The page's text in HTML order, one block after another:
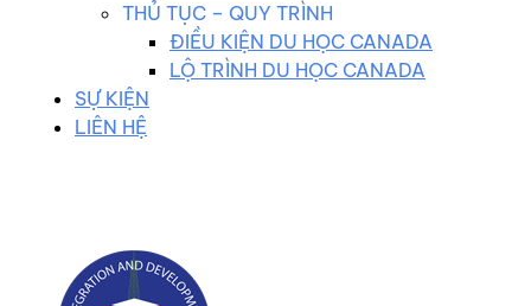
THỦ TỤC – QUY TRÌNH
ĐIỀU KIỆN DU HỌC CANADA
LỘ TRÌNH DU HỌC CANADA
SỰ KIỆN
LIÊN HỆ